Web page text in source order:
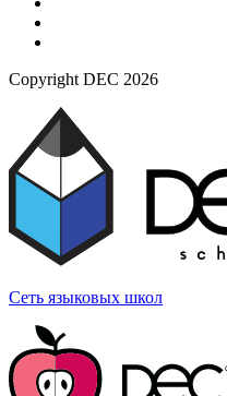
Copyright DEC 2026
Сеть языковых школ